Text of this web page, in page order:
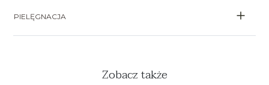
PIELĘGNACJA
Zobacz także